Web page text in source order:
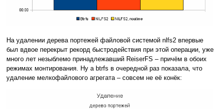
На удалении дерева портежей файловой системой nlfs2 впервые
был вдвое перекрыт рекорд быстродействия при этой операции, уже
много лет незыблемо принадлежавший ReiserFS – причём в обоих
режимах монтирования. Ну а btrfs в очередной раз показала, что
удаление мелкофайлового агрегата – совсем не её конёк: